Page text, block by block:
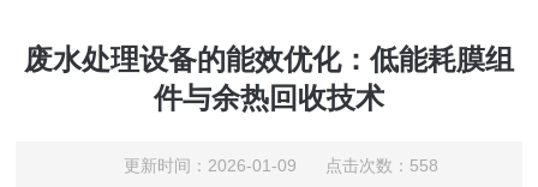
废水处理设备的能效优化：低能耗膜组
件与余热回收技术
更新时间：2026-01-09 点击次数：558